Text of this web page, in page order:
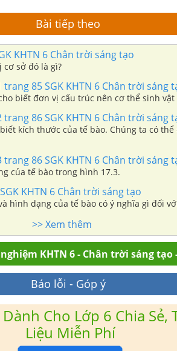
Bài tiếp theo
KHTN 6 Chân trời sáng tạo
cơ sở đó là gì?
85 SGK KHTN 6 Chân trời sáng
biết đơn vị cấu trúc nên cơ thể sinh vật
86 SGK KHTN 6 Chân trời sáng
kích thước của tế bào. Chúng ta có
86 SGK KHTN 6 Chân trời sáng
của tế bào trong hình 17.3.
KHTN 6 Chân trời sáng tạo
hình dạng của tế bào có ý nghĩa gì đối
>> Xem thêm
KHTN 6 - Chân trời sáng tạo
Báo lỗi - Góp ý
Cho Lớp 6 Chia Sẻ,
Liệu Miễn Phí